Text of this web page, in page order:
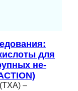
для
не-
–